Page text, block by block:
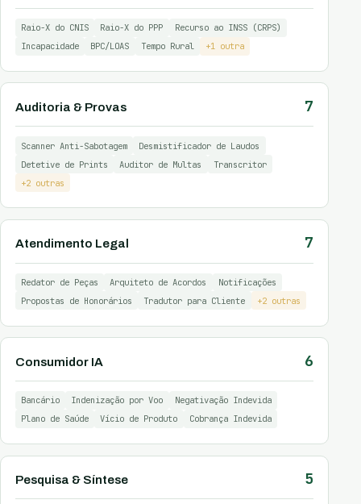
Raio-X do CNIS Raio-X do PPP
Recurso ao INSS (CRPS)
Incapacidade
BPC/LOAS Tempo Rural +1 outra
Auditoria & Provas 7
Scanner Anti-Sabotagem
Desmistificador de Laudos
Detetive de Prints
Auditor de Multas
Transcritor
+2 outras
Atendimento Legal 7
Redator de Peças Arquiteto de Acordos
Notificações
Propostas de Honorários
Tradutor para Cliente +2 outras
Consumidor IA 6
Bancário Indenização por Voo
Negativação Indevida
Plano de Saúde
Vício de Produto Cobrança Indevida
Pesquisa & Síntese 5